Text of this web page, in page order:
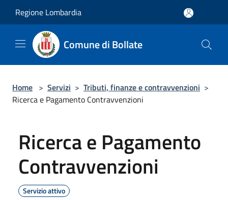
Regione Lombardia
Comune di Bollate
Home > Servizi > Tributi, finanze e contravvenzioni >
Ricerca e Pagamento Contravvenzioni
Ricerca e Pagamento
Contravvenzioni
Servizio attivo